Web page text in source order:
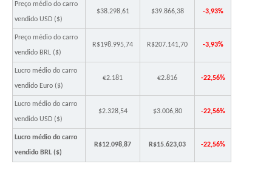
Preço médio do carro
vendido USD ($)
$38.298,61 $39.866,38 -3,93%
Preço médio do carro
vendido BRL ($)
R$198.995,74 R$207.141,70 -3,93%
Lucro médio do carro
vendido Euro ($)
€2.181 €2.816 -22,56%
Lucro médio do carro
vendido USD ($)
$2.328,54 $3.006,80 -22,56%
Lucro médio do carro
vendido BRL ($)
R$12.098,87 R$15.623,03 -22,56%